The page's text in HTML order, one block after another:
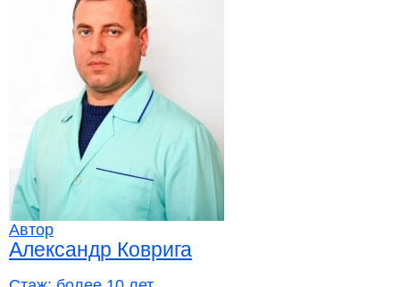
Автор
Александр Коврига